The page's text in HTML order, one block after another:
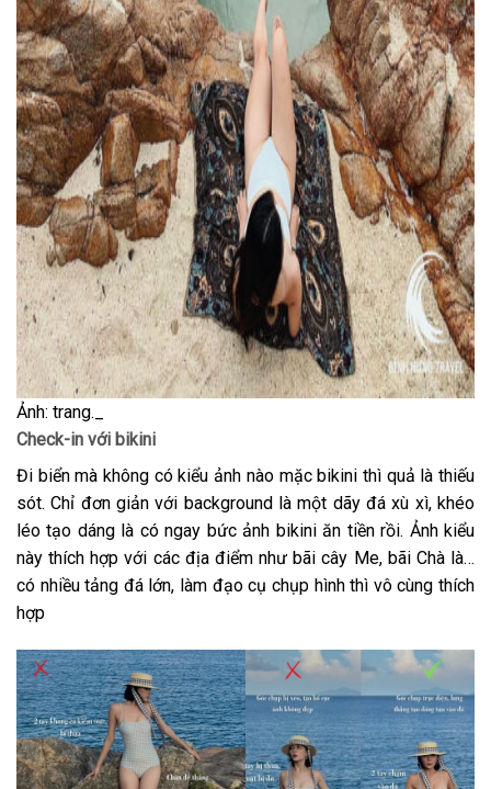
Ảnh: trang._
Check-in với bikini
Đi biển mà không có kiểu ảnh nào mặc bikini thì quả là thiếu
sót. Chỉ đơn giản với background là một dãy đá xù xì, khéo
léo tạo dáng là có ngay bức ảnh bikini ăn tiền rồi. Ảnh kiểu
này thích hợp với các địa điểm như bãi cây Me, bãi Chà là…
có nhiều tảng đá lớn, làm đạo cụ chụp hình thì vô cùng thích
hợp